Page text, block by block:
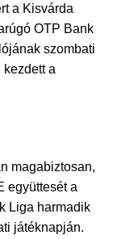
a Kisvárda
OTP Bank
szombati
a
magabiztosan,
együttesét a
Liga harmadik
játéknapján.